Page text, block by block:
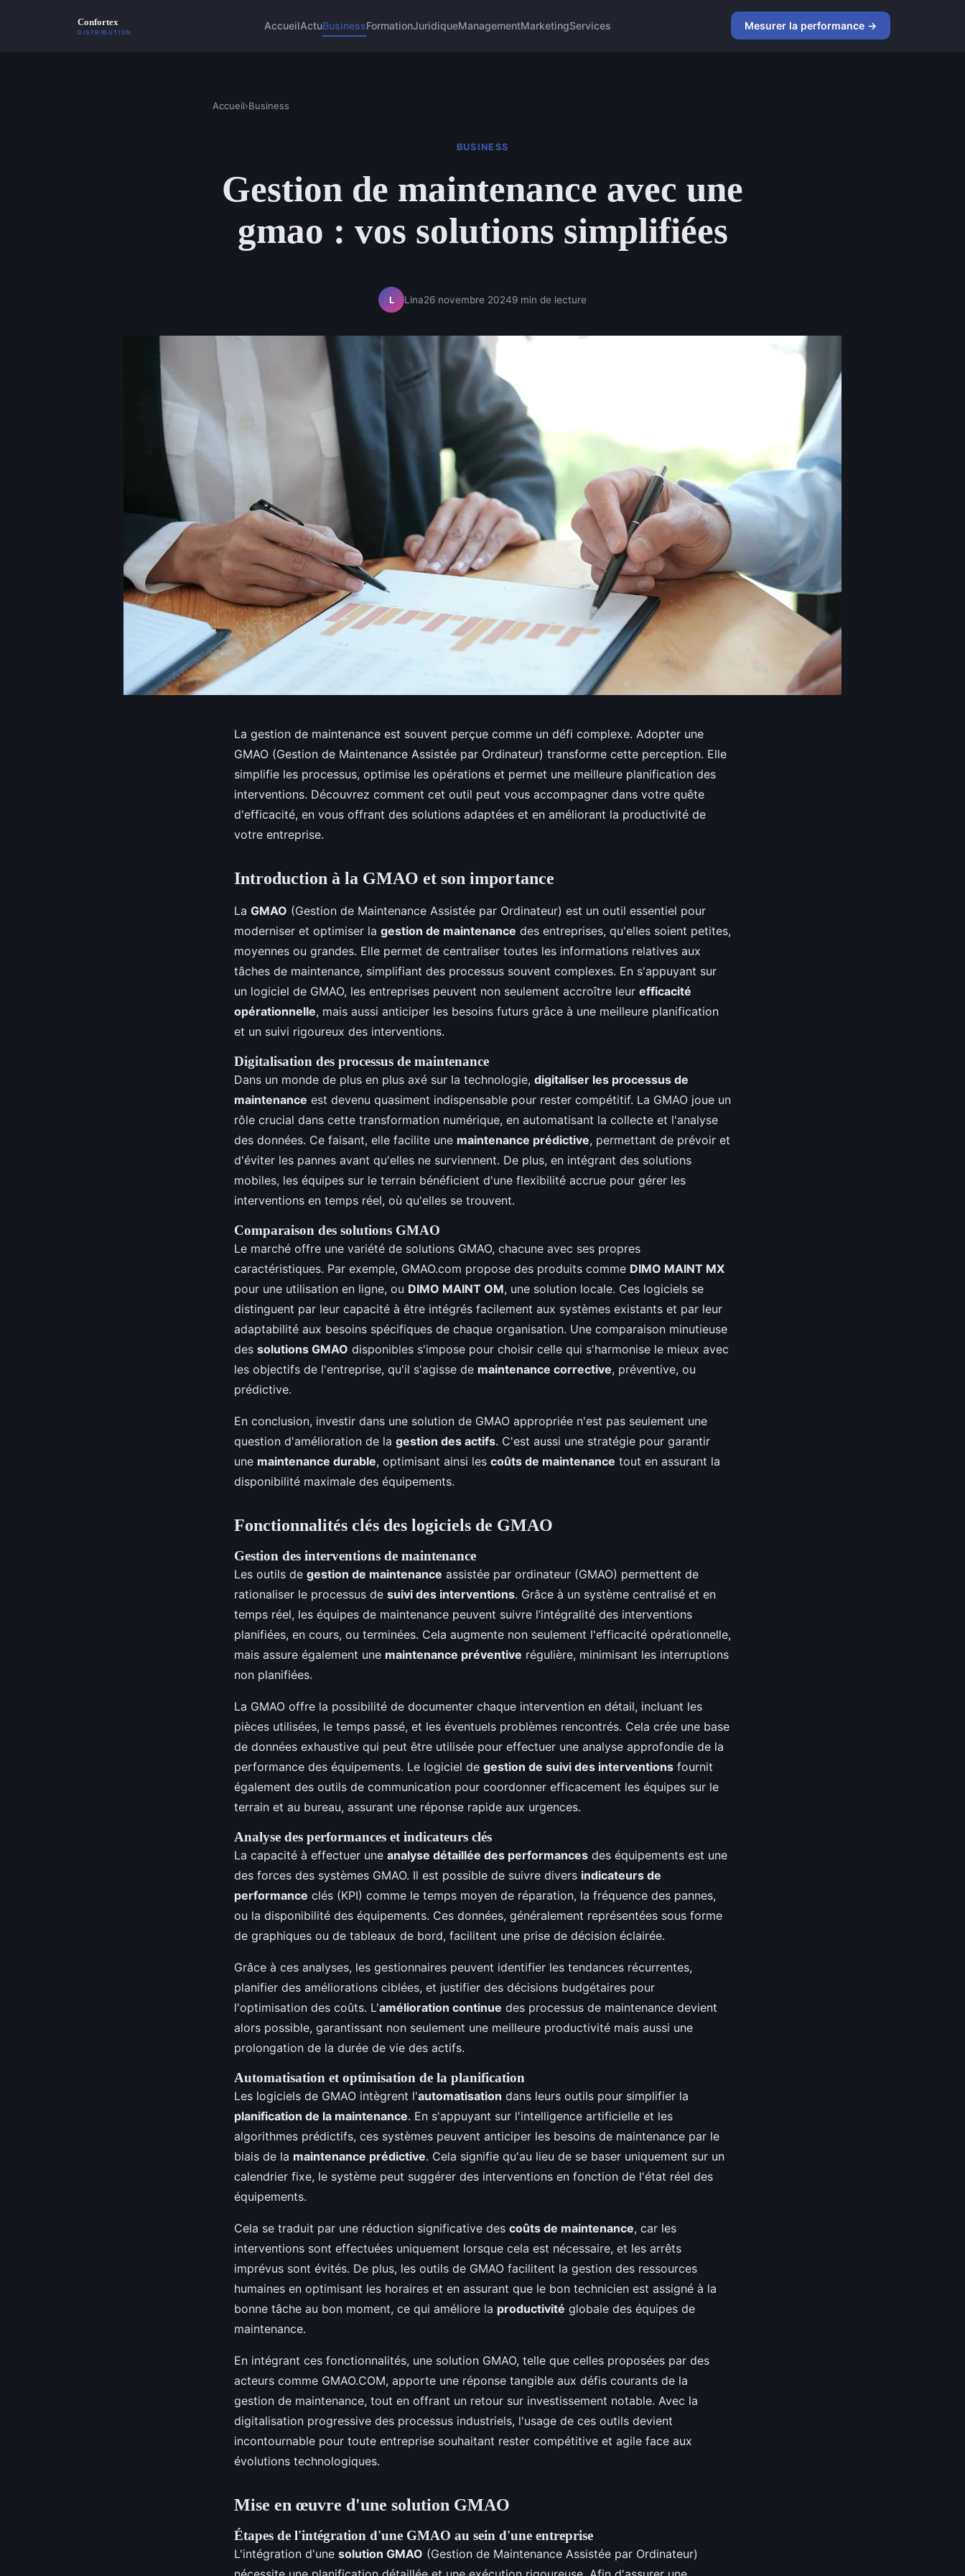
AccueilActuBusinessFormationJuridiqueManagementMarketingServices Mesurer la performance →
Accueil›Business
BUSINESS
Gestion de maintenance avec une
gmao : vos solutions simplifiées
L Lina26 novembre 20249 min de lecture
La gestion de maintenance est souvent perçue comme un défi complexe. Adopter une
GMAO (Gestion de Maintenance Assistée par Ordinateur) transforme cette perception. Elle
simplifie les processus, optimise les opérations et permet une meilleure planification des
interventions. Découvrez comment cet outil peut vous accompagner dans votre quête
d'efficacité, en vous offrant des solutions adaptées et en améliorant la productivité de
votre entreprise.
Introduction à la GMAO et son importance
La GMAO (Gestion de Maintenance Assistée par Ordinateur) est un outil essentiel pour
moderniser et optimiser la gestion de maintenance des entreprises, qu'elles soient petites,
moyennes ou grandes. Elle permet de centraliser toutes les informations relatives aux
tâches de maintenance, simplifiant des processus souvent complexes. En s'appuyant sur
un logiciel de GMAO, les entreprises peuvent non seulement accroître leur efficacité
opérationnelle, mais aussi anticiper les besoins futurs grâce à une meilleure planification
et un suivi rigoureux des interventions.
Digitalisation des processus de maintenance
Dans un monde de plus en plus axé sur la technologie, digitaliser les processus de
maintenance est devenu quasiment indispensable pour rester compétitif. La GMAO joue un
rôle crucial dans cette transformation numérique, en automatisant la collecte et l'analyse
des données. Ce faisant, elle facilite une maintenance prédictive, permettant de prévoir et
d'éviter les pannes avant qu'elles ne surviennent. De plus, en intégrant des solutions
mobiles, les équipes sur le terrain bénéficient d'une flexibilité accrue pour gérer les
interventions en temps réel, où qu'elles se trouvent.
Comparaison des solutions GMAO
Le marché offre une variété de solutions GMAO, chacune avec ses propres
caractéristiques. Par exemple, GMAO.com propose des produits comme DIMO MAINT MX
pour une utilisation en ligne, ou DIMO MAINT OM, une solution locale. Ces logiciels se
distinguent par leur capacité à être intégrés facilement aux systèmes existants et par leur
adaptabilité aux besoins spécifiques de chaque organisation. Une comparaison minutieuse
des solutions GMAO disponibles s'impose pour choisir celle qui s'harmonise le mieux avec
les objectifs de l'entreprise, qu'il s'agisse de maintenance corrective, préventive, ou
prédictive.
En conclusion, investir dans une solution de GMAO appropriée n'est pas seulement une
question d'amélioration de la gestion des actifs. C'est aussi une stratégie pour garantir
une maintenance durable, optimisant ainsi les coûts de maintenance tout en assurant la
disponibilité maximale des équipements.
Fonctionnalités clés des logiciels de GMAO
Gestion des interventions de maintenance
Les outils de gestion de maintenance assistée par ordinateur (GMAO) permettent de
rationaliser le processus de suivi des interventions. Grâce à un système centralisé et en
temps réel, les équipes de maintenance peuvent suivre l’intégralité des interventions
planifiées, en cours, ou terminées. Cela augmente non seulement l'efficacité opérationnelle,
mais assure également une maintenance préventive régulière, minimisant les interruptions
non planifiées.
La GMAO offre la possibilité de documenter chaque intervention en détail, incluant les
pièces utilisées, le temps passé, et les éventuels problèmes rencontrés. Cela crée une base
de données exhaustive qui peut être utilisée pour effectuer une analyse approfondie de la
performance des équipements. Le logiciel de gestion de suivi des interventions fournit
également des outils de communication pour coordonner efficacement les équipes sur le
terrain et au bureau, assurant une réponse rapide aux urgences.
Analyse des performances et indicateurs clés
La capacité à effectuer une analyse détaillée des performances des équipements est une
des forces des systèmes GMAO. Il est possible de suivre divers indicateurs de
performance clés (KPI) comme le temps moyen de réparation, la fréquence des pannes,
ou la disponibilité des équipements. Ces données, généralement représentées sous forme
de graphiques ou de tableaux de bord, facilitent une prise de décision éclairée.
Grâce à ces analyses, les gestionnaires peuvent identifier les tendances récurrentes,
planifier des améliorations ciblées, et justifier des décisions budgétaires pour
l'optimisation des coûts. L'amélioration continue des processus de maintenance devient
alors possible, garantissant non seulement une meilleure productivité mais aussi une
prolongation de la durée de vie des actifs.
Automatisation et optimisation de la planification
Les logiciels de GMAO intègrent l'automatisation dans leurs outils pour simplifier la
planification de la maintenance. En s'appuyant sur l'intelligence artificielle et les
algorithmes prédictifs, ces systèmes peuvent anticiper les besoins de maintenance par le
biais de la maintenance prédictive. Cela signifie qu'au lieu de se baser uniquement sur un
calendrier fixe, le système peut suggérer des interventions en fonction de l'état réel des
équipements.
Cela se traduit par une réduction significative des coûts de maintenance, car les
interventions sont effectuées uniquement lorsque cela est nécessaire, et les arrêts
imprévus sont évités. De plus, les outils de GMAO facilitent la gestion des ressources
humaines en optimisant les horaires et en assurant que le bon technicien est assigné à la
bonne tâche au bon moment, ce qui améliore la productivité globale des équipes de
maintenance.
En intégrant ces fonctionnalités, une solution GMAO, telle que celles proposées par des
acteurs comme GMAO.COM, apporte une réponse tangible aux défis courants de la
gestion de maintenance, tout en offrant un retour sur investissement notable. Avec la
digitalisation progressive des processus industriels, l'usage de ces outils devient
incontournable pour toute entreprise souhaitant rester compétitive et agile face aux
évolutions technologiques.
Mise en œuvre d'une solution GMAO
Étapes de l'intégration d'une GMAO au sein d'une entreprise
L'intégration d'une solution GMAO (Gestion de Maintenance Assistée par Ordinateur)